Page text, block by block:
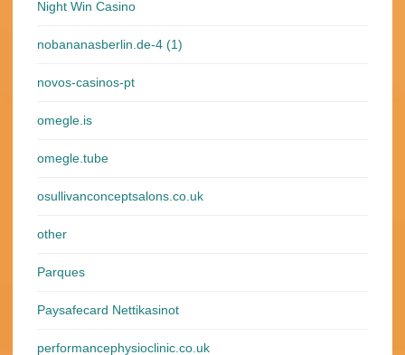
Night Win Casino
nobananasberlin.de-4 (1)
novos-casinos-pt
omegle.is
omegle.tube
osullivanconceptsalons.co.uk
other
Parques
Paysafecard Nettikasinot
performancephysioclinic.co.uk